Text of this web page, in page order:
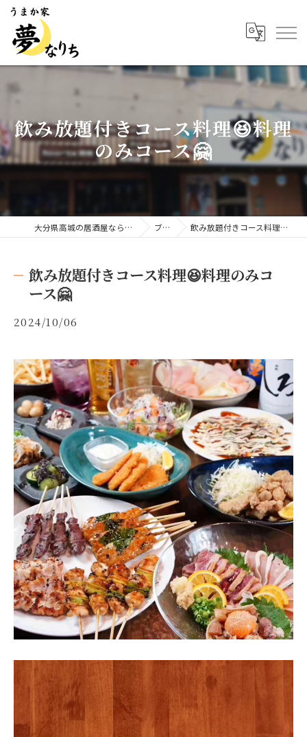
飲み放題付きコース料理😆料理
のみコース🤗
大分県高城の居酒屋ならうまか家 夢なりち ブログ 飲み放題付きコース料理😆料理のみコース🤗
飲み放題付きコース料理😆料理のみコ
ース🤗
2024/10/06